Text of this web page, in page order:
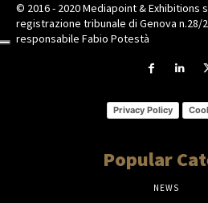
© 2016 - 2020 Mediapoint & Exhibitions
registrazione tribunale di Genova n.28/
responsabile Fabio Potestà
Privacy Policy
Popular
NEWS